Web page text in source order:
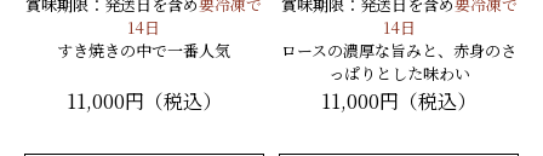
14日
すき焼きの中で一番人気
11,000円（税込）
14日
ロースの濃厚な旨みと、赤身のさ
っぱりとした味わい
11,000円（税込）